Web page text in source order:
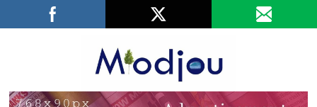
Facebook
LinkedIn